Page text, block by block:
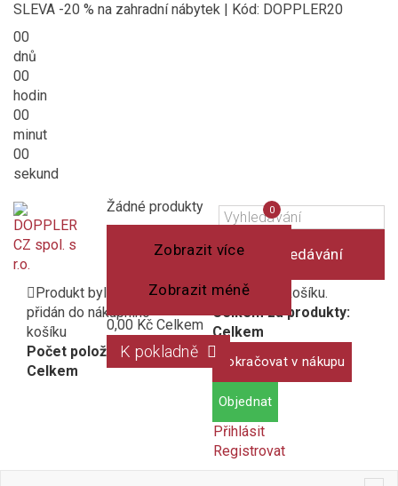
SLEVA -20 % na zahradní nábytek | Kód: DOPPLER20
00
dnů
00
hodin
00
minut
00
sekund
Vyhledávání
Košík
(prázdný)
Žádné produkty
Zobrazit více
Zobrazit méně
0,00 Kč Celkem
K pokladně
Produkt byl úspěšně
přidán do nákupního
košíku
Počet položek:
Celkem
1 produkt v košíku.
Celkem za produkty:
Celkem
Pokračovat v nákupu
Objednat
Přihlásit
Registrovat
Porovnání
produktů
0